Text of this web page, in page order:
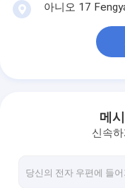
아니오 17
메
신속